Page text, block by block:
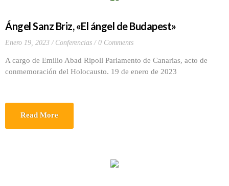
Ángel Sanz Briz, «El ángel de Budapest»
Enero 19, 2023 Conferencias 0 Comments
A cargo de Emilio Abad Ripoll Parlamento de Canarias, acto de
conmemoración del Holocausto. 19 de enero de 2023
Read More